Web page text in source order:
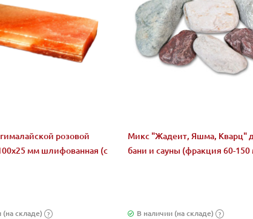
розовой
мм шлифованная (с
(на складе) ?
Микс "Жадеит, Яшма, Кварц"
бани и сауны (фракция 60-150
В наличии (на складе) ?